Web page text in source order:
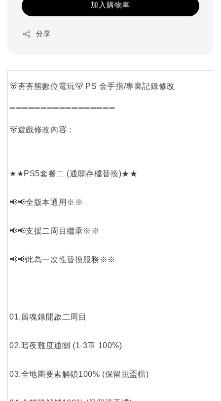
加入購物車
分享
🐻夯夯熊數位電玩🐻 PS 金手指/專業記錄修改
➖➖➖➖➖➖➖➖➖➖➖➖➖➖➖➖➖
🐻遊戲修改內容：
★★PS5套餐二 (通關存檔替換)★★
📢📢全版本通用※※
📢📢支援二周目繼承※※
📢📢此為一次性替換服務※※
01.留魂錄開啟二周目
02.暗夜難度通關 (1-3章 100%)
03.全地圖要素解鎖100% (保留跳盃檔)